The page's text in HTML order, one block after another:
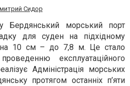
Сидор
Бердянський морський порт
для суден на підхідному
на 10 см – до 7,8 м. Це стало
експлуатаційного
Адміністрація морських
протягом останніх п’яти